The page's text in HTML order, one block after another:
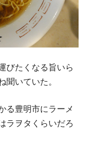
びたくなる旨いら
聞いていた。
る豊明市にラーメ
ラヲタくらいだろ